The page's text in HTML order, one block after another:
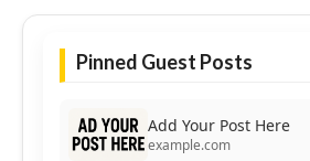
Pinned Guest Posts
Add Your Post Here
example.com